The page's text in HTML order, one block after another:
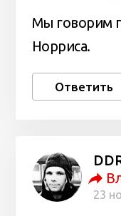
Мы говорим
Норриса.
Ответить
23